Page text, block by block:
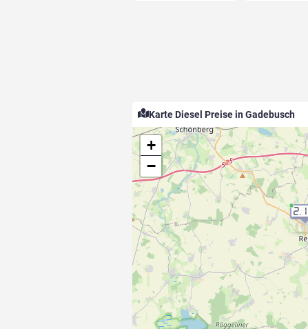
Karte Diesel Preise in Gadebusch
+
−